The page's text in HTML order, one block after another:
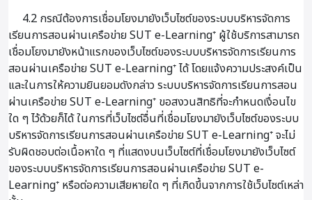
4.2 กรณีต้องการเชื่อมโยงมายังเว็บไซต์ของระบบบริหารจัดการ
เรียนการสอนผ่านเครือข่าย SUT e-Learning⁺ ผู้ใช้บริการสามารถ
เชื่อมโยงมายังหน้าแรกของเว็บไซต์ของระบบบริหารจัดการเรียนการ
สอนผ่านเครือข่าย SUT e-Learning⁺ ได้ โดยแจ้งความประสงค์เป็น
และในการให้ความยินยอมดังกล่าว ระบบบริหารจัดการเรียนการสอน
ผ่านเครือข่าย SUT e-Learning⁺ ขอสงวนสิทธิที่จะกำหนดเงื่อนไข
ใด ๆ ไว้ด้วยก็ได้ ในการที่เว็บไซต์อื่นที่เชื่อมโยงมายังเว็บไซต์ของระบบ
บริหารจัดการเรียนการสอนผ่านเครือข่าย SUT e-Learning⁺ จะไม่
รับผิดชอบต่อเนื้อหาใด ๆ ที่แสดงบนเว็บไซต์ที่เชื่อมโยงมายังเว็บไซต์
ของระบบบริหารจัดการเรียนการสอนผ่านเครือข่าย SUT e-
Learning⁺ หรือต่อความเสียหายใด ๆ ที่เกิดขึ้นจากการใช้เว็บไซต์เหล่า